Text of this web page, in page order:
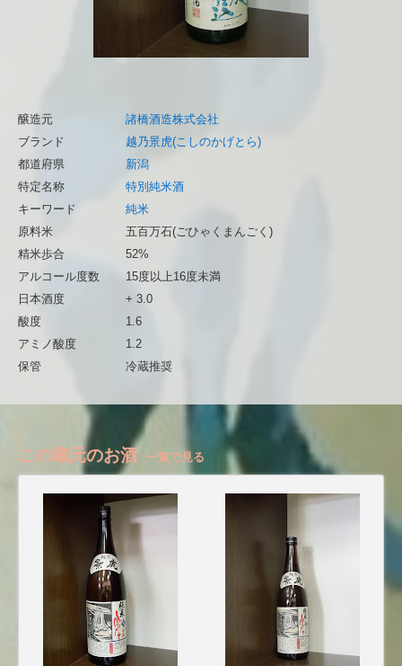
醸造元
諸橋酒造株式会社
ブランド
越乃景虎(こしのかげとら)
都道府県
新潟
特定名称
特別純米酒
キーワード
純米
原料米
五百万石(ごひゃくまんごく)
精米歩合
52%
アルコール度数
15度以上16度未満
日本酒度
+ 3.0
酸度
1.6
アミノ酸度
1.2
保管
冷蔵推奨
この蔵元のお酒 一覧で見る